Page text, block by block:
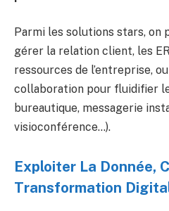
Parmi les solutions stars,
gérer la relation client, les
ressources de l’entreprise,
collaboration pour fluidifier
bureautique, messagerie
visioconférence…).
Exploiter La Donnée,
Transformation